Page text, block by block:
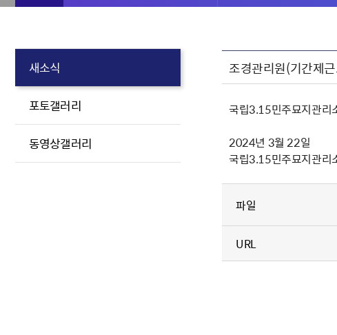
새소식
포토갤러리
동영상갤러리
조경관리원(기간제
국립3.15민주묘지관리
2024년 3월 22일
국립3.15민주묘지관리
파일
URL